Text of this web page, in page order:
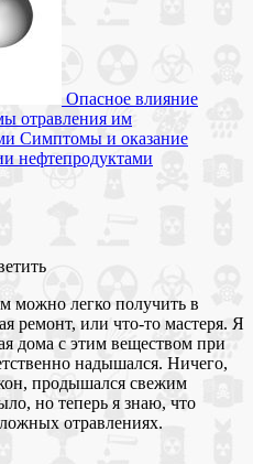
Опасное влияние
отравления им
Симптомы и оказание
нефтепродуктами
можно легко получить в
ремонт, или что-то мастеря. Я
дома с этим веществом при
надышался. Ничего,
продышался свежим
но теперь я знаю, что
отравлениях.